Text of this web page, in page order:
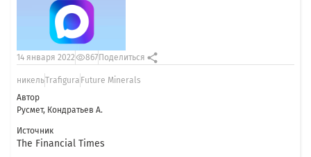
Автор
Русмет, Кондратьев А.
Источник
The Financial Times
14 января 2022 867 Поделиться
никельTrafigura Future Minerals